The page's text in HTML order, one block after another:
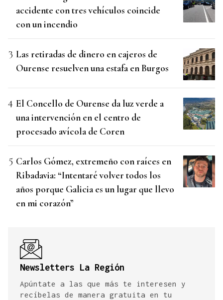
accidente con tres vehículos coincide
con un incendio
Las retiradas de dinero en cajeros de
Ourense resuelven una estafa en Burgos
El Concello de Ourense da luz verde a
una intervención en el centro de
procesado avícola de Coren
Carlos Gómez, extremeño con raíces en
Ribadavia: “Intentaré volver todos los
años porque Galicia es un lugar que llevo
en mi corazón”
Newsletters La Región
Apúntate a las que más te interesen y
recíbelas de manera gratuita en tu